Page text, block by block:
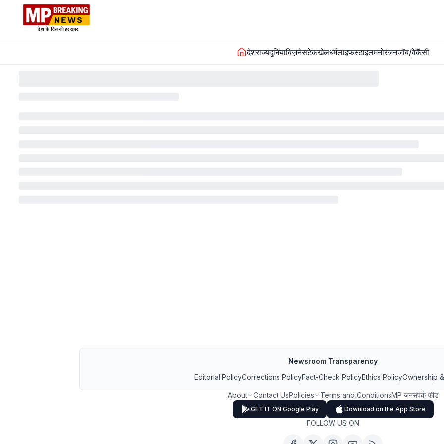
देशराज्यदुनियाबिज़नेसटेकखेलधर्मलाइफस्टाइलमनोरंजनजॉब/वेकैंसी
Newsroom Transparency
Editorial PolicyCorrections PolicyFact-Check PolicyEthics PolicyOwnership
About Contact UsPolicies Terms and ConditionsMP जनसंपर्क फीड
GET IT ON Google Play Download on the App Store
FOLLOW US ON